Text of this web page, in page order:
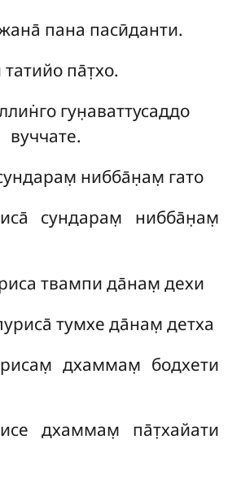
пана пасӣданти.
татийо па̄т̣хо.
гун̣аваттусаддо
вуччате.
нибба̄н̣ам̣ гато
сундарам̣ нибба̄н̣ам̣
твампи да̄нам̣ дехи
тумхе да̄нам̣ детха
дхаммам̣ бодхети
дхаммам̣ па̄т̣хайати